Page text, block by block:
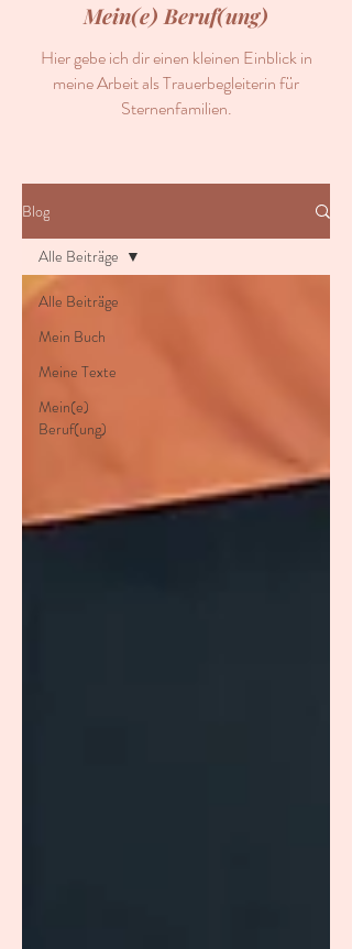
Mein(e) Beruf(ung)
Hier gebe ich dir einen kleinen Einblick in
meine Arbeit als Trauerbegleiterin für
Sternenfamilien.
Blog
Alle Beiträge
Mein Buch
Meine Texte
Mein(e)
Beruf(ung)
Alle Beiträge